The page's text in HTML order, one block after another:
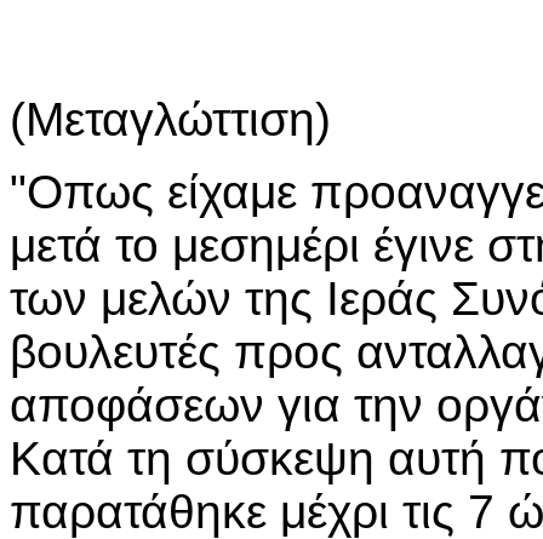
(Μεταγλώττιση)
"Οπως είχαμε
μετά το μεσημέρι έγινε
των μελών της Ιεράς
βουλευτές προς
αποφάσεων για την
Κατά τη σύσκεψη αυτή
παρατάθηκε μέχρι τις